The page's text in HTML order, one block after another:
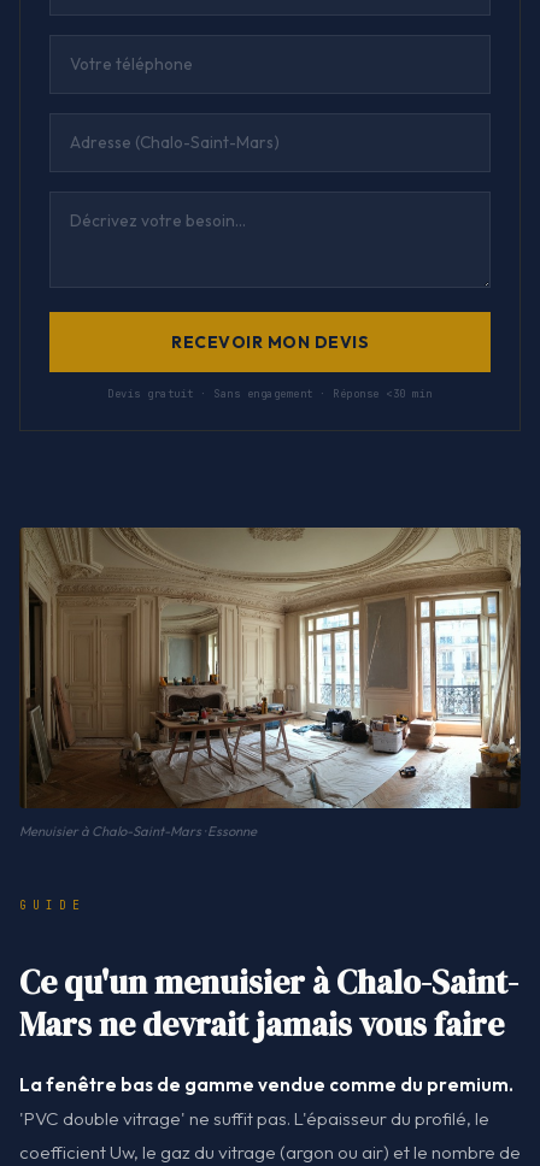
RECEVOIR MON DEVIS
Devis gratuit · Sans engagement · Réponse <30 min
Menuisier à Chalo-Saint-Mars · Essonne
GUIDE
Ce qu'un menuisier à Chalo-Saint-
Mars ne devrait jamais vous faire
La fenêtre bas de gamme vendue comme du premium.
'PVC double vitrage' ne suffit pas. L'épaisseur du profilé, le
coefficient Uw, le gaz du vitrage (argon ou air) et le nombre de